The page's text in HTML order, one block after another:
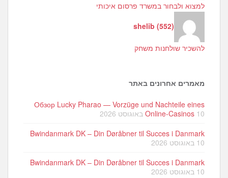
למצוא ולבחור במשרד פרסום איכותי
shelib (552)
להשכיר שולחנות משחק
מאמרים אחרונים באתר
Обзор Lucky Pharao — Vorzüge und Nachteile eines
Online-Casinos 10 באוגוסט 2026
Bwindanmark DK – Din Døråbner til Succes i Danmark
10 באוגוסט 2026
Bwindanmark DK – Din Døråbner til Succes i Danmark
10 באוגוסט 2026